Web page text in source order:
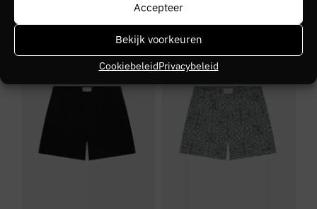
Accepteer
Bekijk voorkeuren
CookiebeleidPrivacybeleid
VZ26
Kleurgroep
54
SALE